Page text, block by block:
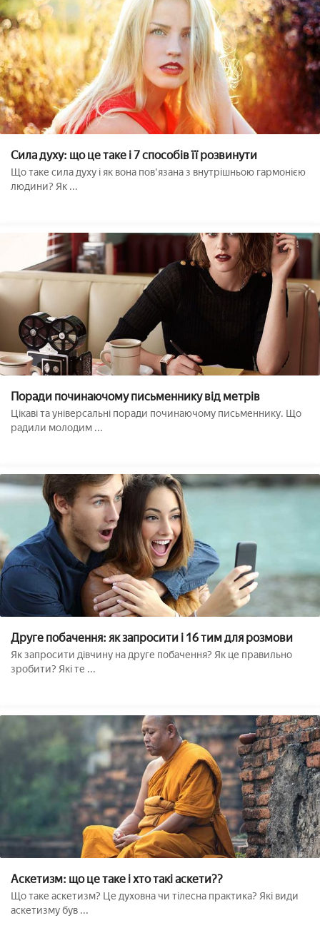
Сила духу: що це таке і 7 способів її розвинути
Що таке сила духу і як вона пов'язана з внутрішньою гармонією
людини? Як ...
Поради починаючому письменнику від метрів
Цікаві та універсальні поради починаючому письменнику. Що
радили молодим ...
Друге побачення: як запросити і 16 тим для розмови
Як запросити дівчину на друге побачення? Як це правильно
зробити? Які те ...
Аскетизм: що це таке і хто такі аскети??
Що таке аскетизм? Це духовна чи тілесна практика? Які види
аскетизму був ...